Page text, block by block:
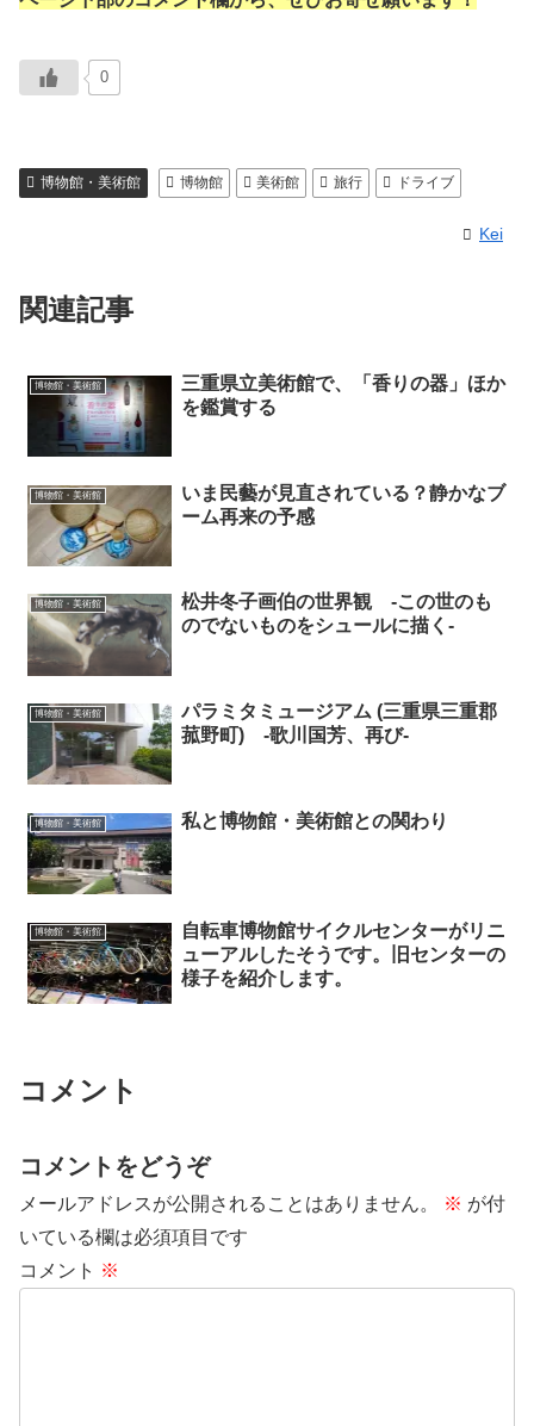
0
博物館・美術館 博物館 美術館 旅行 ドライブ
Kei
関連記事
博物館・美術館
三重県立美術館で、「香りの器」ほか
を鑑賞する
博物館・美術館
いま民藝が見直されている？静かなブ
ーム再来の予感
博物館・美術館
松井冬子画伯の世界観 -この世のも
のでないものをシュールに描く-
博物館・美術館
パラミタミュージアム (三重県三重郡
菰野町) -歌川国芳、再び-
博物館・美術館 私と博物館・美術館との関わり
博物館・美術館
自転車博物館サイクルセンターがリニ
ューアルしたそうです。旧センターの
様子を紹介します。
コメント
コメントをどうぞ
メールアドレスが公開されることはありません。 ※ が付
いている欄は必須項目です
コメント ※